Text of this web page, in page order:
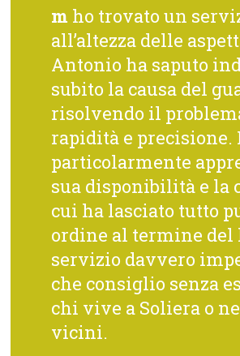
m ho trovato un
all’altezza delle
Antonio ha saputo
subito la causa del
risolvendo il
rapidità e precisione.
particolarmente
sua disponibilità e la
cui ha lasciato tutto
ordine al termine del
servizio davvero
che consiglio senza
chi vive a Soliera o
vicini.